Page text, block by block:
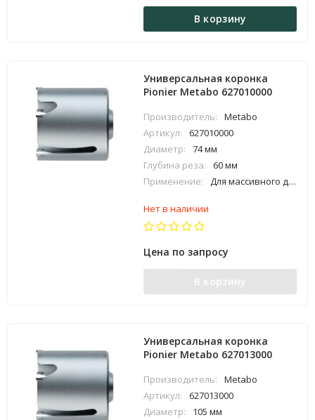
В корзину
Универсальная коронка
Pionier Metabo 627010000
Производитель:
Metabo
Артикул:
627010000
Диаметр:
74 мм
Глубина реза:
60 мм
Применение:
Для массивного дерева, фанеры, ДСП, пластика, акрилового стекла, кафеля (твердость царапанья до 6), гипсовых блоков, газобетона, гераклитовых
Нет в наличии
Цена по запросу
В корзину
Универсальная коронка
Pionier Metabo 627013000
Производитель:
Metabo
Артикул:
627013000
Диаметр:
105 мм